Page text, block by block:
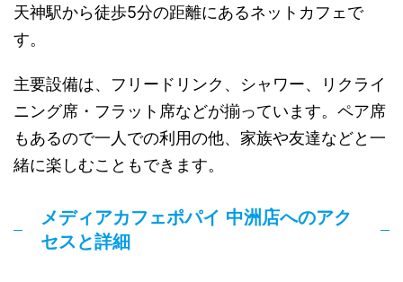
天神駅から徒歩5分の距離にあるネットカフェで
す。
主要設備は、フリードリンク、シャワー、リクライ
ニング席・フラット席などが揃っています。ペア席
もあるので一人での利用の他、家族や友達などと一
緒に楽しむこともできます。
メディアカフェポパイ 中洲店へのアク
セスと詳細